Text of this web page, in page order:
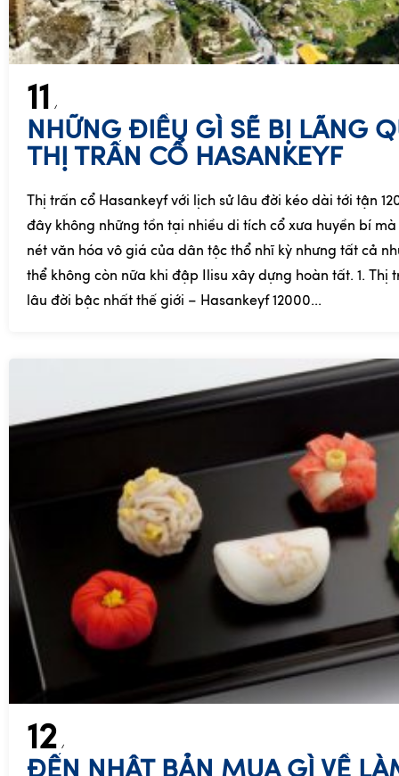
11
NHỮNG ĐIỀU GÌ SẼ BỊ LÃNG
THỊ TRẤN CỔ HASANKEYF
Thị trấn cổ Hasankeyf với lịch sử lâu đời kéo dài tới tận
đây không những tồn tại nhiều di tích cổ xưa huyền bí mà
nét văn hóa vô giá của dân tộc thổ nhĩ kỳ nhưng tất cả
thể không còn nữa khi đập Ilisu xây dựng hoàn tất. 1. Thị
lâu đời bậc nhất thế giới – Hasankeyf 12000...
12